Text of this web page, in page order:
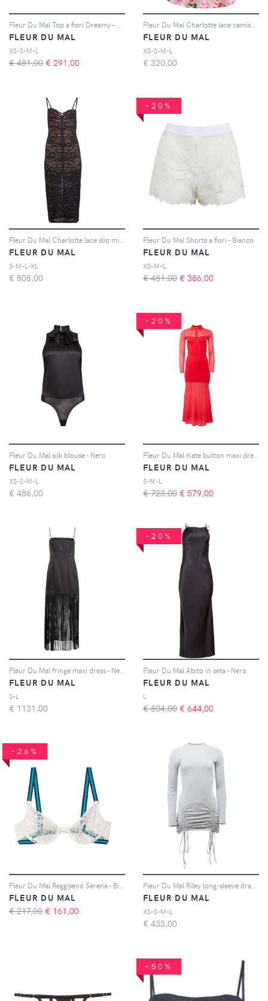
FLEUR DU MAL
XS-S-M-L
€ 481,00 € 291,00
FLEUR DU MAL
XS-S-M-L
€ 320,00
FLEUR DU MAL
S-M-L-XL
€ 808,00
-20%
Fleur Du Mal Shorts a fiori - Bianco
FLEUR DU MAL
XS-M-L
€ 481,00 € 386,00
Fleur Du Mal silk blouse - Nero
FLEUR DU MAL
XS-S-M-L
€ 486,00
-20%
FLEUR DU MAL
S-M-L
€ 723,00 € 579,00
FLEUR DU MAL
S-L
€ 1131,00
-20%
Fleur Du Mal Abito in seta - Nero
FLEUR DU MAL
L
€ 804,00 € 644,00
-26%
FLEUR DU MAL
€ 217,00 € 161,00
FLEUR DU MAL
XS-S-M-L
€ 433,00
-50%